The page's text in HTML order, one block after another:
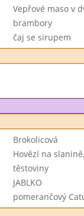
Vepřové maso v
brambory
čaj se sirupem
Brokolicová
Hovězí na slanině,
těstoviny
JABLKO
pomerančový